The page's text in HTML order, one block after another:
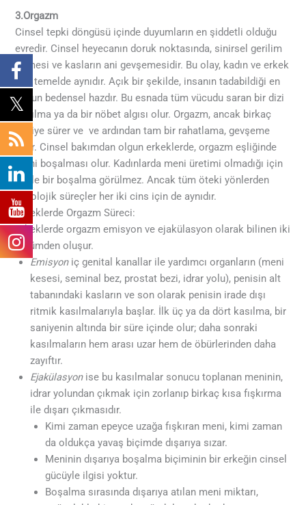
3.Orgazm
Cinsel tepki döngüsü içinde duyumların en şiddetli olduğu
evredir. Cinsel heyecanın doruk noktasında, sinirsel gerilim
bitmesi ve kasların ani gevşemesidir. Bu olay, kadın ve erkek
için temelde aynıdır. Açık bir şekilde, insanın tadabildiği en
yoğun bedensel hazdır. Bu esnada tüm vücudu saran bir dizi
kasılma ya da bir nöbet algısı olur. Orgazm, ancak birkaç
saniye sürer ve ve ardından tam bir rahatlama, gevşeme
gelir. Cinsel bakımdan olgun erkeklerde, orgazm eşliğinde
meni boşalması olur. Kadınlarda meni üretimi olmadığı için
böyle bir boşalma görülmez. Ancak tüm öteki yönlerden
fizyolojik süreçler her iki cins için de aynıdır.
Erkeklerde Orgazm Süreci:
Erkeklerde orgazm emisyon ve ejakülasyon olarak bilinen iki
bölümden oluşur.
Emisyoniç genital kanallar ile yardımcı organların (meni
kesesi, seminal bez, prostat bezi, idrar yolu), penisin alt
tabanındaki kasların ve son olarak penisin irade dışı
ritmik kasılmalarıyla başlar. İlk üç ya da dört kasılma, bir
saniyenin altında bir süre içinde olur; daha sonraki
kasılmaların hem arası uzar hem de öbürlerinden daha
zayıftır.
Ejakülasyonise bu kasılmalar sonucu toplanan meninin,
idrar yolundan çıkmak için zorlanıp birkaç kısa fışkırma
ile dışarı çıkmasıdır.
Kimi zaman epeyce uzağa fışkıran meni, kimi zaman
da oldukça yavaş biçimde dışarıya sızar.
Meninin dışarıya boşalma biçiminin bir erkeğin cinsel
gücüyle ilgisi yoktur.
Boşalma sırasında dışarıya atılan meni miktarı,